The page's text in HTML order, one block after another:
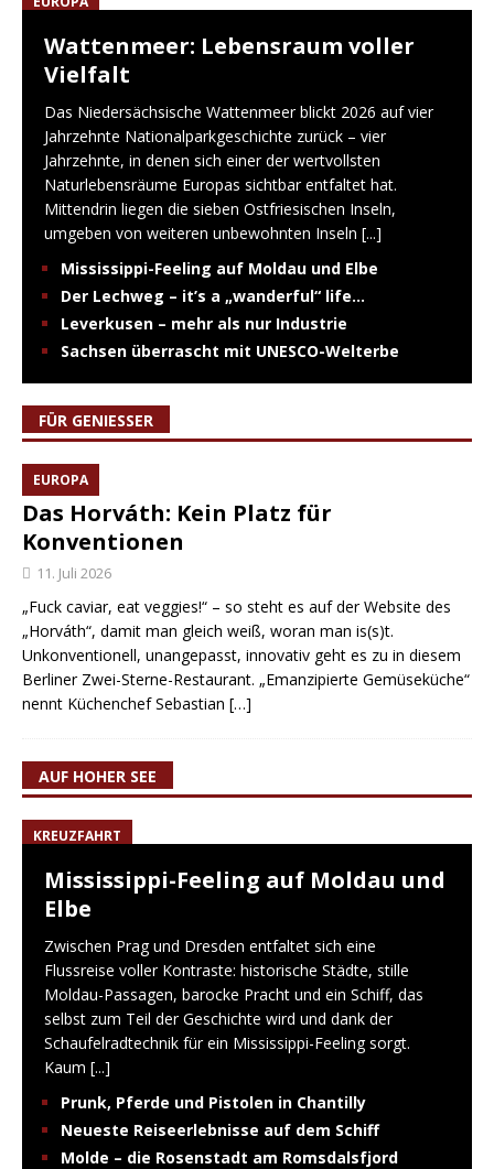
Wattenmeer: Lebensraum voller
Vielfalt
Das Niedersächsische Wattenmeer blickt 2026 auf vier
Jahrzehnte Nationalparkgeschichte zurück – vier
Jahrzehnte, in denen sich einer der wertvollsten
Naturlebensräume Europas sichtbar entfaltet hat.
Mittendrin liegen die sieben Ostfriesischen Inseln,
umgeben von weiteren unbewohnten Inseln [...]
Mississippi-Feeling auf Moldau und Elbe
Der Lechweg – it’s a „wanderful“ life…
Leverkusen – mehr als nur Industrie
Sachsen überrascht mit UNESCO-Welterbe
FÜR GENIESSER
EUROPA
Das Horváth: Kein Platz für
Konventionen
11. Juli 2026
„Fuck caviar, eat veggies!“ – so steht es auf der Website des
„Horváth“, damit man gleich weiß, woran man is(s)t.
Unkonventionell, unangepasst, innovativ geht es zu in diesem
Berliner Zwei-Sterne-Restaurant. „Emanzipierte Gemüseküche“
nennt Küchenchef Sebastian […]
AUF HOHER SEE
KREUZFAHRT
Mississippi-Feeling auf Moldau und
Elbe
Zwischen Prag und Dresden entfaltet sich eine
Flussreise voller Kontraste: historische Städte, stille
Moldau-Passagen, barocke Pracht und ein Schiff, das
selbst zum Teil der Geschichte wird und dank der
Schaufelradtechnik für ein Mississippi-Feeling sorgt.
Kaum [...]
Prunk, Pferde und Pistolen in Chantilly
Neueste Reiseerlebnisse auf dem Schiff
Molde – die Rosenstadt am Romsdalsfjord